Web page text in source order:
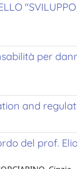
per
and
del prof.